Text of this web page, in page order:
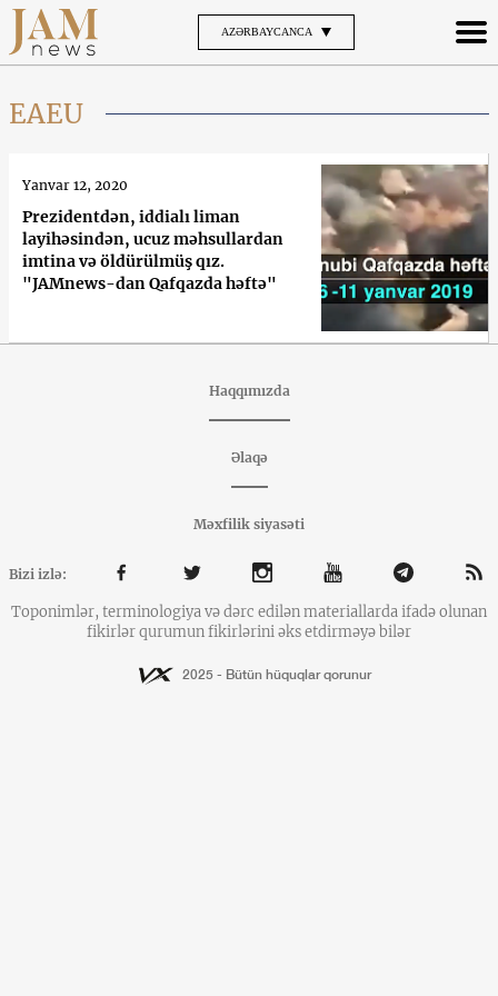
AZƏRBAYCANCA
EAEU
Prezidentdən, iddialı liman
layihəsindən, ucuz məhsullardan
imtina və öldürülmüş qız.
"JAMnews-dan Qafqazda həftə"
Yanvar 12, 2020
Haqqımızda
Əlaqə
Məxfilik siyasəti
Bizi izlə:
Toponimlər, terminologiya və dərc edilən materiallarda ifadə olunan
fikirlər qurumun fikirlərini əks etdirməyə bilər
2025 - Bütün hüquqlar qorunur